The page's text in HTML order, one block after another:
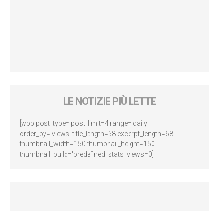
LE NOTIZIE PIÙ LETTE
[wpp post_type='post' limit=4 range='daily'
order_by='views' title_length=68 excerpt_length=68
thumbnail_width=150 thumbnail_height=150
thumbnail_build='predefined' stats_views=0]